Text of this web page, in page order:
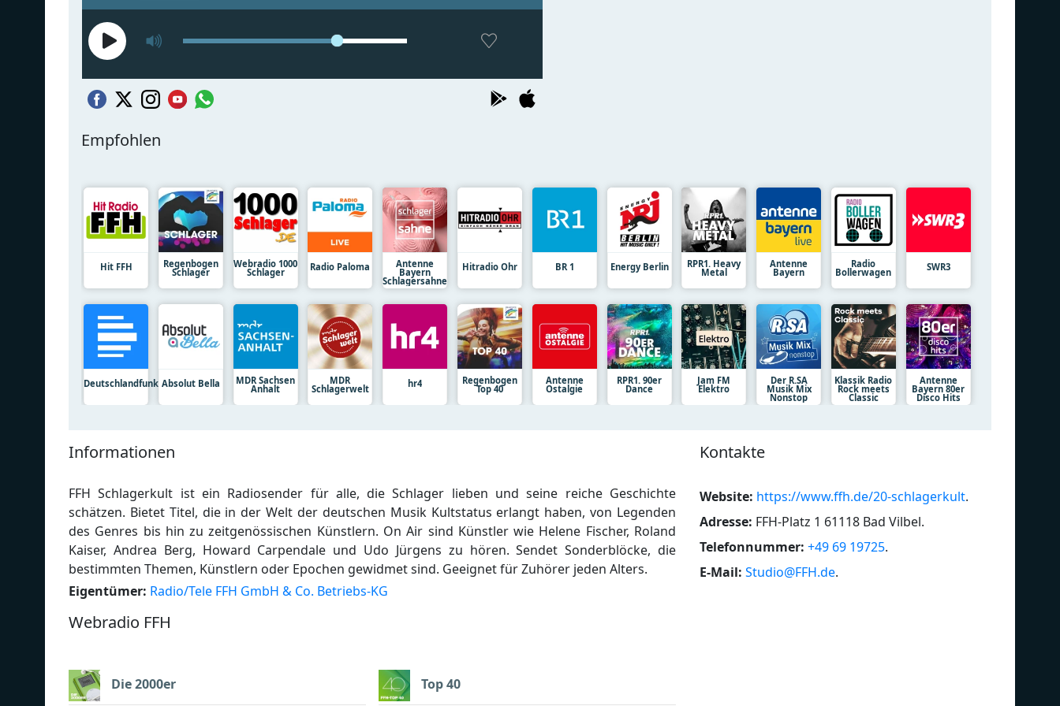
Empfohlen
Hit FFH Regenbogen
Schlager
Webradio 1000
Schlager Radio Paloma Antenne
Bayern
Schlagersahne
Hitradio Ohr BR 1 Energy Berlin RPR1. Heavy
Metal
Antenne
Bayern
Radio
Bollerwagen SWR3
Deutschlandfunk Absolut Bella MDR Sachsen
Anhalt
MDR
Schlagerwelt hr4 Regenbogen
Top 40
Antenne
Ostalgie
RPR1. 90er
Dance
Jam FM
Elektro
Der R.SA
Musik Mix
Nonstop
Klassik Radio
Rock meets
Classic
Antenne
Bayern 80er
Disco Hits
Informationen
FFH Schlagerkult ist ein Radiosender für alle, die Schlager lieben und seine reiche Geschichte
schätzen. Bietet Titel, die in der Welt der deutschen Musik Kultstatus erlangt haben, von Legenden
des Genres bis hin zu zeitgenössischen Künstlern. On Air sind Künstler wie Helene Fischer, Roland
Kaiser, Andrea Berg, Howard Carpendale und Udo Jürgens zu hören. Sendet Sonderblöcke, die
bestimmten Themen, Künstlern oder Epochen gewidmet sind. Geeignet für Zuhörer jeden Alters.
Eigentümer: Radio/Tele FFH GmbH & Co. Betriebs-KG
Webradio FFH
Die 2000er Top 40
Kontakte
Website: https://www.ffh.de/20-schlagerkult.
Adresse: FFH-Platz 1 61118 Bad Vilbel.
Telefonnummer: +49 69 19725.
E-Mail: Studio@FFH.de.